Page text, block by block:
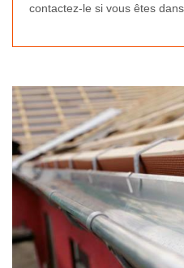
contactez-le si vous êtes